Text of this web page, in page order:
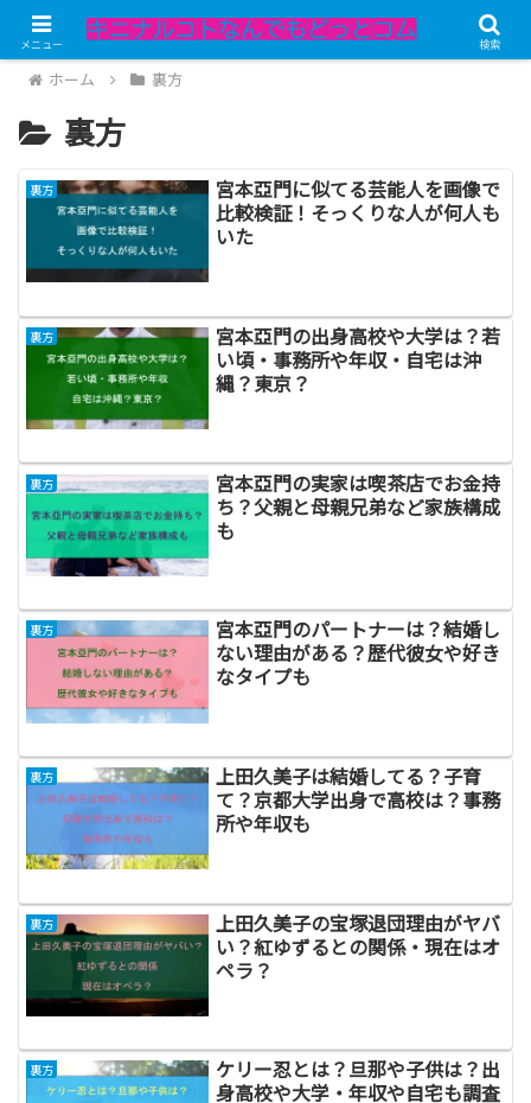
ホーム 裏方
裏方
裏方
宮本亞門に似てる芸能人を画像で
比較検証！そっくりな人が何人も
いた
裏方
宮本亞門の出身高校や大学は？若
い頃・事務所や年収・自宅は沖
縄？東京？
裏方
宮本亞門の実家は喫茶店でお金持
ち？父親と母親兄弟など家族構成
も
裏方
宮本亞門のパートナーは？結婚し
ない理由がある？歴代彼女や好き
なタイプも
裏方
上田久美子は結婚してる？子育
て？京都大学出身で高校は？事務
所や年収も
裏方
上田久美子の宝塚退団理由がヤバ
い？紅ゆずるとの関係・現在はオ
ペラ？
裏方
ケリー忍とは？旦那や子供は？出
身高校や大学・年収や自宅も調査
メニュー 検索